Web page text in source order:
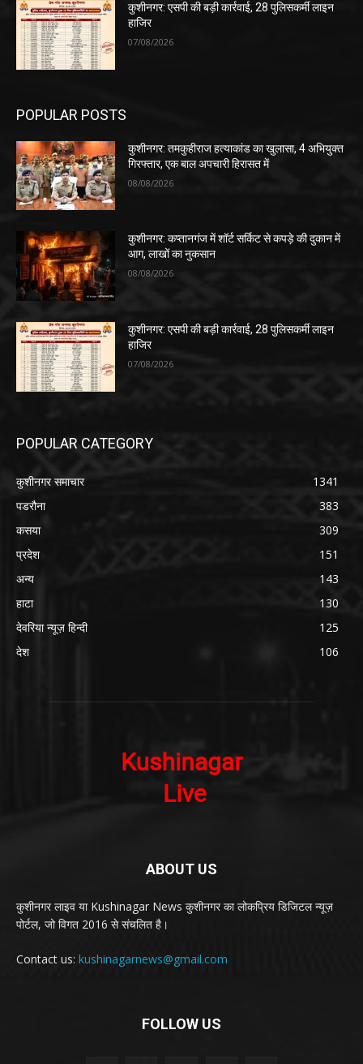
कुशीनगर: एसपी की बड़ी कार्रवाई, 28 पुलिसकर्मी लाइन
हाजिर
07/08/2026
POPULAR POSTS
कुशीनगर: तमकुहीराज हत्याकांड का खुलासा, 4 अभियुक्त
गिरफ्तार, एक बाल अपचारी हिरासत में
08/08/2026
कुशीनगर: कप्तानगंज में शॉर्ट सर्किट से कपड़े की दुकान में
आग, लाखों का नुकसान
08/08/2026
कुशीनगर: एसपी की बड़ी कार्रवाई, 28 पुलिसकर्मी लाइन
हाजिर
07/08/2026
POPULAR CATEGORY
कुशीनगर समाचार
1341
पडरौना
383
कसया
309
प्रदेश
151
अन्य
143
हाटा
130
देवरिया न्यूज़ हिन्दी
125
देश
106
ABOUT US
कुशीनगर लाइव या Kushinagar News कुशीनगर का लोकप्रिय डिजिटल न्यूज़
पोर्टल, जो विगत 2016 से संचलित है।
Contact us: kushinagarnews@gmail.com
FOLLOW US